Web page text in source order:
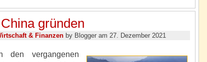
gründen
& Finanzenby Blogger am 27. Dezember 2021
den vergangenen